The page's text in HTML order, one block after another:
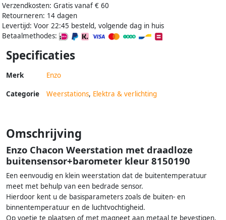
Verzendkosten: Gratis vanaf € 60
Retourneren: 14 dagen
Levertijd: Voor 22:45 besteld, volgende dag in huis
Betaalmethodes:
Specificaties
Merk Enzo
Categorie Weerstations, Elektra & verlichting
Omschrijving
Enzo Chacon Weerstation met draadloze
buitensensor+barometer kleur 8150190
Een eenvoudig en klein weerstation dat de buitentemperatuur
meet met behulp van een bedrade sensor.
Hierdoor kent u de basisparameters zoals de buiten- en
binnentemperatuur en de luchtvochtigheid.
Op voetje te plaatsen of met magneet aan metaal te bevestigen.